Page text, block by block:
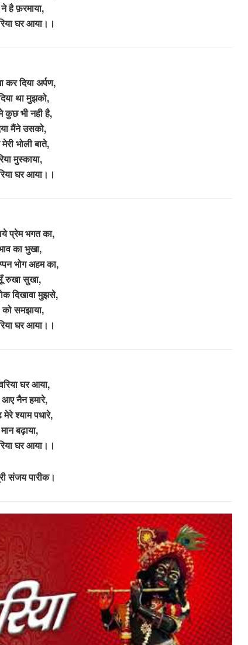
है फ़रमाया,
घर आया।।
दिया अर्पण,
था मुझको,
कुछ भी नही है,
मैंने उसको,
भोली बाते,
मुस्काया,
घर आया।।
प्रेम भगत का,
का भुखा,
भोग अहम का,
रुखा सुखा,
दिखावा मुझसे,
को समझाया,
घर आया।।
घर आया,
नैन हमारे,
श्याम पधारे,
बढ़ाया,
घर आया।।
संजय पारीक।